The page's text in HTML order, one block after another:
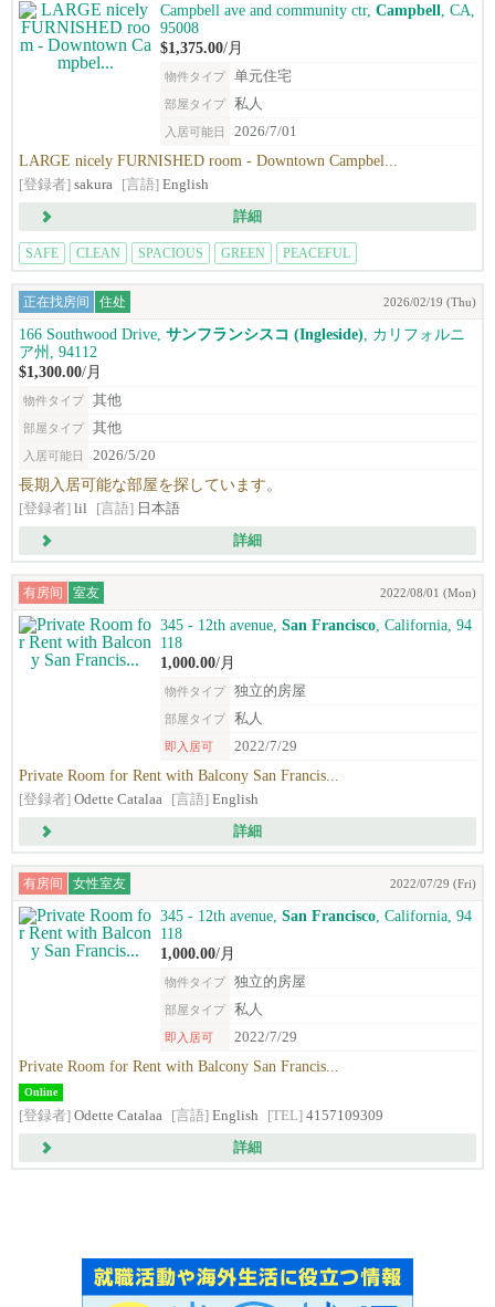
Campbell ave and community ctr, Campbell , CA,
95008
$1,375.00/月
物件タイプ 单元住宅
部屋タイプ 私人
入居可能日 2026/7/01
LARGE nicely FURNISHED room - Downtown Campbel...
[登録者] sakura [言語] English
詳細
SAFE CLEAN SPACIOUS GREEN PEACEFUL
正在找房间 住处 2026/02/19 (Thu)
166 Southwood Drive, サンフランシスコ (Ingleside) , カリフォルニ
ア州, 94112
$1,300.00/月
物件タイプ 其他
部屋タイプ 其他
入居可能日 2026/5/20
長期入居可能な部屋を探しています。
[登録者] lil [言語] 日本語
詳細
有房间 室友 2022/08/01 (Mon)
345 - 12th avenue, San Francisco , California, 94
118
1,000.00/月
物件タイプ 独立的房屋
部屋タイプ 私人
即入居可 2022/7/29
Private Room for Rent with Balcony San Francis...
[登録者] Odette Catalaa [言語] English
詳細
有房间 女性室友 2022/07/29 (Fri)
345 - 12th avenue, San Francisco , California, 94
118
1,000.00/月
物件タイプ 独立的房屋
部屋タイプ 私人
即入居可 2022/7/29
Private Room for Rent with Balcony San Francis...
Online
[登録者] Odette Catalaa [言語] English [TEL] 4157109309
詳細